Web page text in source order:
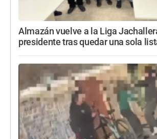
Almazán vuelve a la Liga
presidente tras quedar una sola